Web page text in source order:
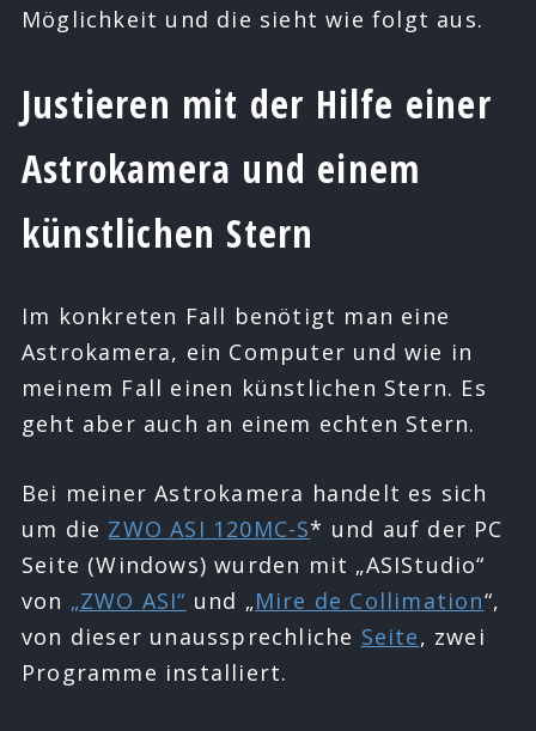
Möglichkeit und die sieht wie folgt aus.
Justieren mit der Hilfe einer
Astrokamera und einem
künstlichen Stern
Im konkreten Fall benötigt man eine
Astrokamera, ein Computer und wie in
meinem Fall einen künstlichen Stern. Es
geht aber auch an einem echten Stern.
Bei meiner Astrokamera handelt es sich
um die ZWO ASI 120MC-S* und auf der PC
Seite (Windows) wurden mit „ASIStudio“
von „ZWO ASI“ und „Mire de Collimation“,
von dieser unaussprechliche Seite, zwei
Programme installiert.